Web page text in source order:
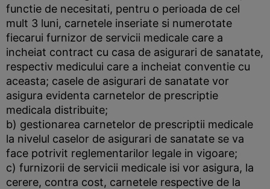
functie de necesitati, pentru o perioada de cel
mult 3 luni, carnetele inseriate si numerotate
fiecarui furnizor de servicii medicale care a
incheiat contract cu casa de asigurari de sanatate,
respectiv medicului care a incheiat conventie cu
aceasta; casele de asigurari de sanatate vor
asigura evidenta carnetelor de prescriptie
medicala distribuite;
b) gestionarea carnetelor de prescriptii medicale
la nivelul caselor de asigurari de sanatate se va
face potrivit reglementarilor legale in vigoare;
c) furnizorii de servicii medicale isi vor asigura, la
cerere, contra cost, carnetele respective de la